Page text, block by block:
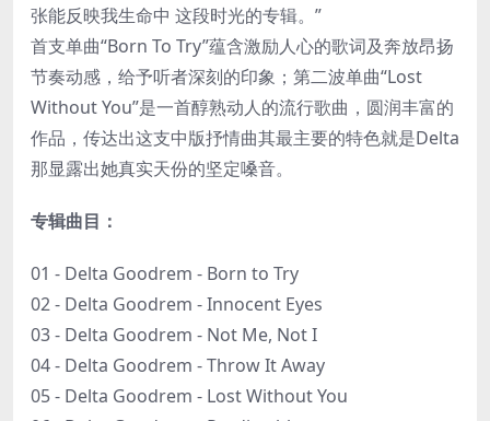
张能反映我生命中 这段时光的专辑。”
首支单曲“Born To Try”蕴含激励人心的歌词及奔放昂扬
节奏动感，给予听者深刻的印象；第二波单曲“Lost
Without You”是一首醇熟动人的流行歌曲，圆润丰富的
作品，传达出这支中版抒情曲其最主要的特色就是Delta
那显露出她真实天份的坚定嗓音。
专辑曲目：
01 - Delta Goodrem - Born to Try
02 - Delta Goodrem - Innocent Eyes
03 - Delta Goodrem - Not Me, Not I
04 - Delta Goodrem - Throw It Away
05 - Delta Goodrem - Lost Without You